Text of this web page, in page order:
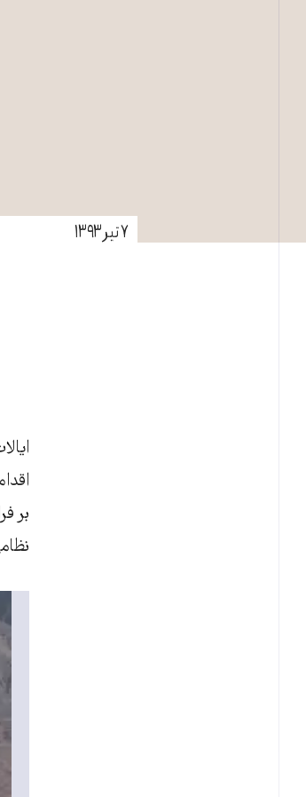
۷ تیر ۱۳۹۳
بر